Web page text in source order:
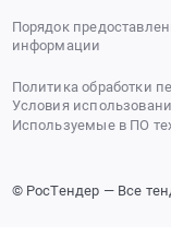
Порядок
информации
Политика обработки
Условия
Используемые в ПО
© РосТендер — Все